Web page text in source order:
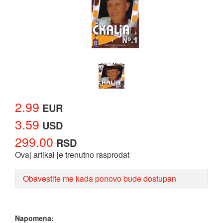
2.99 EUR
3.59 USD
299.00 RSD
Ovaj artikal je trenutno rasprodat
Obavestite me kada ponovo bude dostupan
Napomena: